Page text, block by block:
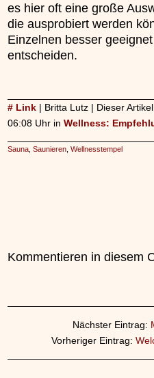
es hier oft eine große
die ausprobiert werden
Einzelnen besser
entscheiden.
# Link | Britta Lutz | Dieser
06:08 Uhr in Wellness:
Sauna Saunieren Wellnesstempel
Kommentieren in diesem
Nächster Eintrag:
Vorheriger Eintrag: